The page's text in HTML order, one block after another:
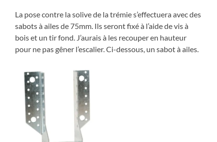
La pose contre la solive de la trémie s’effectuera avec des
sabots à ailes de 75mm. Ils seront fixé à l’aide de vis à
bois et un tir fond. J’aurais à les recouper en hauteur
pour ne pas gêner l’escalier. Ci-dessous, un sabot à ailes.